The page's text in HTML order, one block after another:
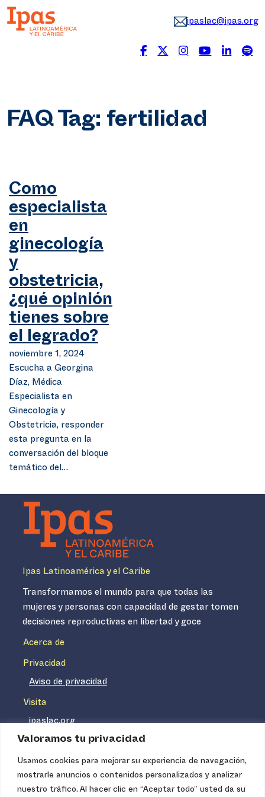
Valoramos tu privacidad
Usamos cookies para mejorar su experiencia de navegación,
mostrarle anuncios o contenidos personalizados y analizar
nuestro tráfico. Al hacer clic en “Aceptar todo” usted da su
ipaslac@ipas.org
FAQ Tag: fertilidad
Como
especialista
en
ginecología
y
obstetricia,
¿qué opinión
tienes sobre
el legrado?
noviembre 1, 2024
Escucha a Georgina
Díaz, Médica
Especialista en
Ginecología y
Obstetricia, responder
esta pregunta en la
conversación del bloque
temático del…
Ipas Latinoamérica y el Caribe
Transformamos el mundo para que todas las
mujeres y personas con capacidad de gestar tomen
decisiones reproductivas en libertad y goce
Acerca de
Privacidad
Aviso de privacidad
Visita
ipaslac.org
ipasmexico.org
Ipas no es un distribuidor de insumos médicos. Nuestros
servicios se concentran, entre otros, en la difusión de